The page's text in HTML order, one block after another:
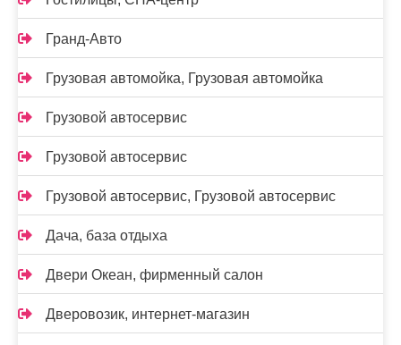
Гранд-Авто
Грузовая автомойка, Грузовая автомойка
Грузовой автосервис
Грузовой автосервис
Грузовой автосервис, Грузовой автосервис
Дача, база отдыха
Двери Океан, фирменный салон
Дверовозик, интернет-магазин